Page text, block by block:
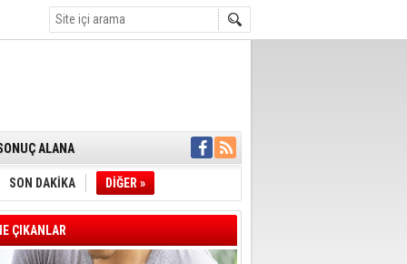
KARARTMA
VERİLDİ
VELİ AĞBABA
ÇERÇEVE YASA
BAŞLADI
SON DAKİKA DİĞER »
ÇIKANLAR